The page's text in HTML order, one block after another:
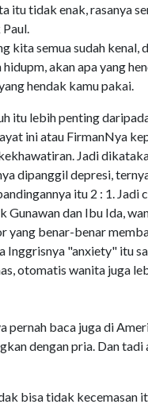
itu tidak enak, rasanya
kita semua sudah kenal,
akan apa yang
hendak kamu pakai.
itu lebih penting
ini atau FirmanNya
Jadi
dipanggil depresi,
itu 2 : 1. Jadi
Gunawan dan Ibu Ida,
yang benar-benar
Inggrisnya "anxiety" itu
otomatis wanita juga
pernah baca juga di
dengan pria. Dan tadi
bisa tidak kecemasan